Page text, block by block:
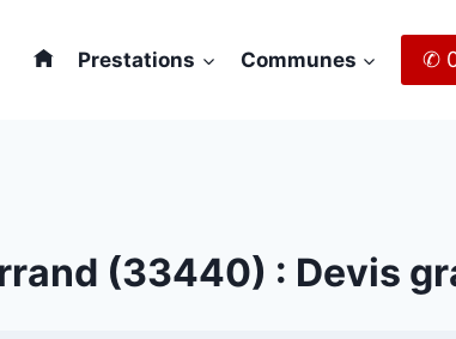
Prestations Communes ✆
(33440) : Devis